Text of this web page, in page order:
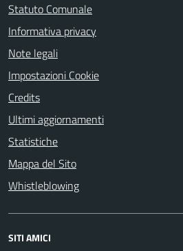
Statuto Comunale
Informativa privacy
Note legali
Impostazioni Cookie
Credits
Ultimi aggiornamenti
Statistiche
Mappa del Sito
Whistleblowing
SITI AMICI